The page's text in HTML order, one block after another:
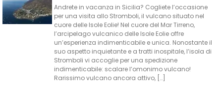
Andrete in vacanza in Sicilia? Cogliete l’occasione
per una visita allo Stromboli, il vulcano situato nel
cuore delle Isole Eolie! Nel cuore del Mar Tirreno,
l’arcipelago vulcanico delle Isole Eolie offre
un’esperienza indimenticabile e unica. Nonostante il
suo aspetto inquietante e a tratti inospitale, l’isola di
Stromboli vi accoglie per una spedizione
indimenticabile: scalare l’omonimo vulcano!
Rarissimo vulcano ancora attivo, […]